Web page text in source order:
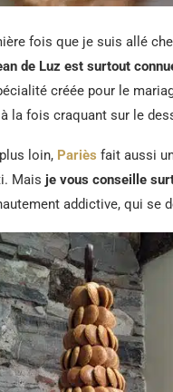
fois que je suis allé
de Luz est surtout
créée pour le
la fois craquant sur le
loin, Pariès fait aussi
Mais je vous conseille
addictive, qui se